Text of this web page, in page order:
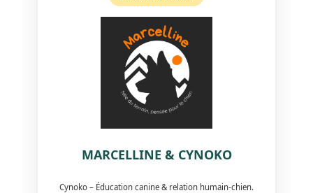
MARCELLINE & CYNOKO
Cynoko – Éducation canine & relation humain-chien.